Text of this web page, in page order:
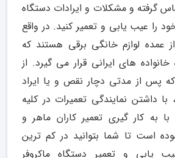
گرفته و مشکلات و ایرادات دستگاه
را عیب یابی و تعمیر کنید. در واقع
از عمده لوازم خانگی برقی هستند که
خانواده های ایرانی قرار می گیرد. از
که پس از مدتی دچار نقص و یا ایراد
داشتن نمایندگی تعمیرات در کلیه
به کار گیری تعمیر کاران ماهر و
است تا شما بتوانید در کم ترین
یابی و تعمیر دستگاه ماکروفر